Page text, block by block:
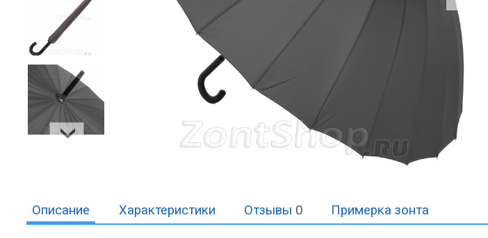
Описание Характеристики Отзывы 0 Примерка зонта